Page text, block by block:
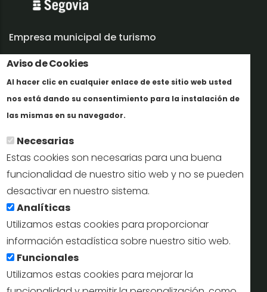
Aviso de Cookies
Al hacer clic en cualquier enlace de este sitio web usted
nos está dando su consentimiento para la instalación de
las mismas en su navegador.
Necesarias
Estas cookies son necesarias para una buena
funcionalidad de nuestro sitio web y no se pueden
desactivar en nuestro sistema.
Analíticas
Utilizamos estas cookies para proporcionar
información estadística sobre nuestro sitio web.
Funcionales
Utilizamos estas cookies para mejorar la
Empresa municipal de turismo
Trabaja con nosotros
Informes y documentación
Perfil del contratante
Oficinas de Turismo
reservas@turismodesegovia.com
info@turismodesegovia.com
Aviso legal |